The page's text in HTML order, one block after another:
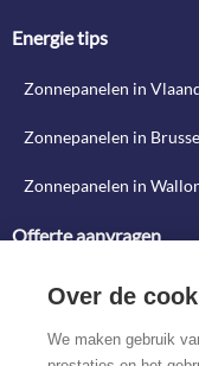
Energie tips
Zonnepanelen in
Zonnepanelen in
Zonnepanelen in
Offerte aanvragen
Offerte aanvragen
Ontwerp uw systeem
Over de
We maken gebruik